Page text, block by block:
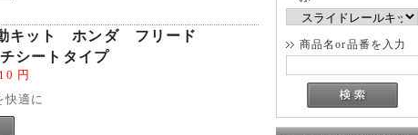
動キット ホンダ フリード
シートタイプ
円
快適に
商品名or品番を入力